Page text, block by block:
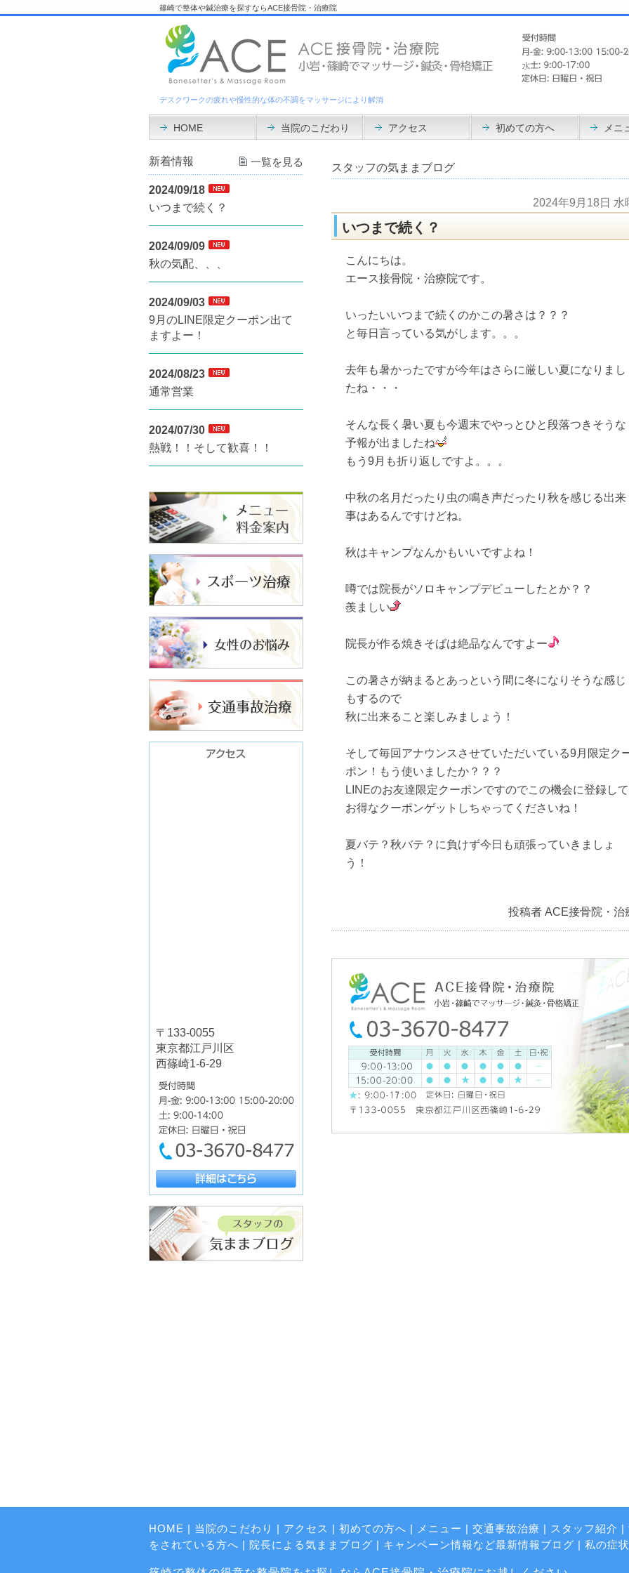
篠崎で整体や鍼治療を探すならACE接骨院・治療院
デスクワークの疲れや慢性的な体の不調をマッサージにより解消
HOME 当院のこだわり アクセス 初めての方へ メニ
スタッフの気ままブログ
2024年9月18日 水
いつまで続く？
こんにちは。
エース接骨院・治療院です。
いったいいつまで続くのかこの暑さは？？？
と毎日言っている気がします。。。
去年も暑かったですが今年はさらに厳しい夏になりまし
たね・・・
そんな長く暑い夏も今週末でやっとひと段落つきそうな
予報が出ましたね
もう9月も折り返しですよ。。。
中秋の名月だったり虫の鳴き声だったり秋を感じる出来
事はあるんですけどね。
秋はキャンプなんかもいいですよね！
噂では院長がソロキャンプデビューしたとか？？
羨ましい
院長が作る焼きそばは絶品なんですよー
この暑さが納まるとあっという間に冬になりそうな感じ
もするので
秋に出来ること楽しみましょう！
そして毎回アナウンスさせていただいている9月限定ク
ポン！もう使いましたか？？？
LINEのお友達限定クーポンですのでこの機会に登録して
お得なクーポンゲットしちゃってくださいね！
夏バテ？秋バテ？に負けず今日も頑張っていきましょ
う！
投稿者 ACE接骨院・治
新着情報 一覧を見る
2024/09/18
いつまで続く？
2024/09/09
秋の気配、、、
2024/09/03
9月のLINE限定クーポン出て
ますよー！
2024/08/23
通常営業
2024/07/30
熱戦！！そして歓喜！！
〒133-0055
東京都江戸川区
西篠崎1-6-29
HOME 当院のこだわり アクセス 初めての方へ メニュー 交通事故治療 スタッフ紹介
をされている方へ
院長による気ままブログ キャンペーン情報など最新情報ブログ 私の症